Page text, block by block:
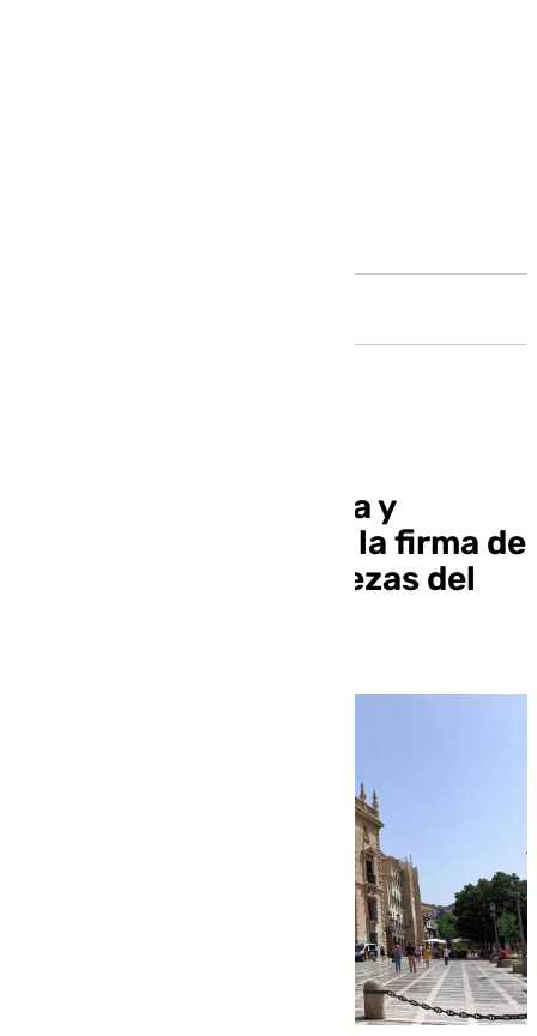
La Fiscalía de Granada y
defensas avanzan en la firma de
acuerdos para dos piezas del